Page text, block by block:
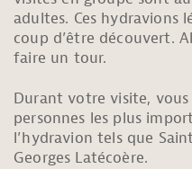
adultes. Ces hydravions
coup d’être découvert.
faire un tour.
Durant votre visite,
personnes les plus
l’hydravion tels que
Georges Latécoère.